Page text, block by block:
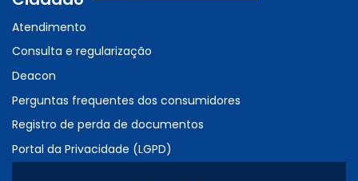
Atendimento
Consulta e regularização
Deacon
Perguntas frequentes dos consumidores
Registro de perda de documentos
Portal da Privacidade (LGPD)